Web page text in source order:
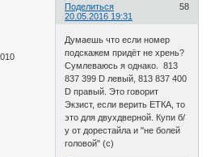
Поделиться
58
20.05.2016 19:31
Думаешь что если номер
подскажем придёт не хрень?
Сумлеваюсь я однако. 813
837 399 D левый, 813 837 400
D правый. Это говорит
Экзист, если верить ЕТКА, то
это для двухдверной. Купи б/
у от дорестайла и "не болей
головой" (с)